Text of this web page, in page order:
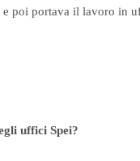
e poi portava il lavoro in
uffici Spei?